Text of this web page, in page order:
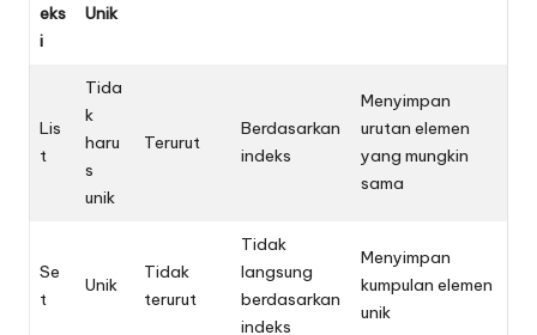
eks
i
Unik
Lis
t
Tida
k
haru
s
unik
Terurut
Berdasarkan
indeks
Menyimpan
urutan elemen
yang mungkin
sama
Se
t
Unik
Tidak
terurut
Tidak
langsung
berdasarkan
indeks
Menyimpan
kumpulan elemen
unik